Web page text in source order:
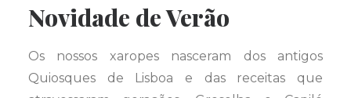
Novidade de Verão
Os nossos xaropes nasceram dos antigos
Quiosques de Lisboa e das receitas que